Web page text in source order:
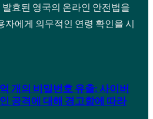
효된 영국의 온라인 안전법을
자에게 의무적인 연령 확인을 시
개의 비밀번호 유출: 사이버
공격에 대해 경고함에 따라